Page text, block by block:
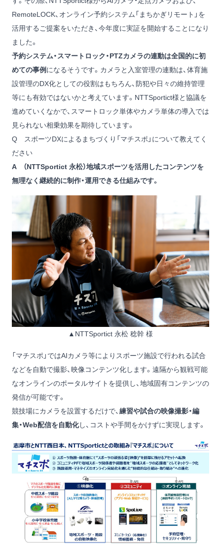
RemoteLOCK、オンライン予約システム「まちかぎリモート」を
活用するご提案をいただき、今年度に実証を開始することになり
ました。
予約システム・スマートロック・PTZカメラの連動は全国的に初
めての事例になるそうです。カメラと入室管理の連動は、体育施
設管理のDX化としての役割はもちろん、防犯や日々の維持管理
等にも有効ではないかと考えています。NTTSportict様と協議を
進めていくなかで、スマートロック単体やカメラ単体の導入では
見られない相乗効果を期待しています。
Q スポーツDXによるまちづくり「マチスポ」について教えてく
ださい
A （NTTSportict 永松）地域スポーツを活⽤したコンテンツを
無理なく継続的に制作・運⽤できる仕組みです。
▲NTTSportict 永松 稔幹 様
「マチスポ」ではAIカメラ等によりスポーツ施設で⾏われる試合
などを⾃動で撮影、映像コンテンツ化します。遠隔から観戦可能
なオンラインのポータルサイトを提供し、地域固有コンテンツの
発信が可能です。
競技場にカメラを設置するだけで、練習や試合の映像撮影・編
集・Web配信を自動化し、コストや手間をかけずに実現します。